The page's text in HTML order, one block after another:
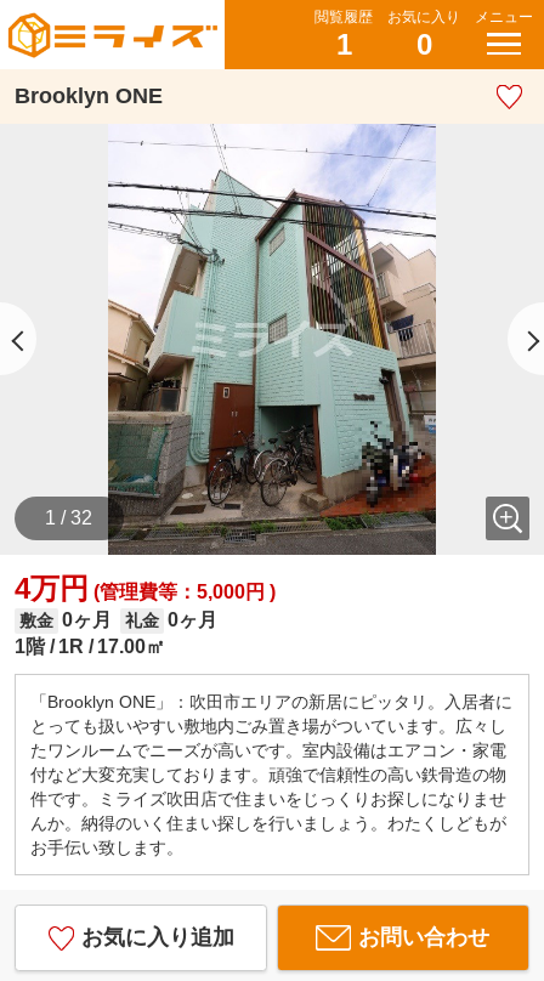
閲覧履歴
1
お気に入り
0
メニュー
Brooklyn ONE
1 / 32
4万円 (管理費等：5,000円 )
敷金 0ヶ月 礼金 0ヶ月
1階
1R 17.00㎡
「Brooklyn ONE」：吹田市エリアの新居にピッタリ。入居者に
とっても扱いやすい敷地内ごみ置き場がついています。広々し
たワンルームでニーズが高いです。室内設備はエアコン・家電
付など大変充実しております。頑強で信頼性の高い鉄骨造の物
件です。ミライズ吹田店で住まいをじっくりお探しになりませ
んか。納得のいく住まい探しを行いましょう。わたくしどもが
お手伝い致します。
お気に入り追加 お問い合わせ